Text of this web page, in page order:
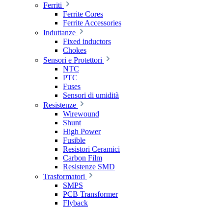
Ferriti
Ferrite Cores
Ferrite Accessories
Induttanze
Fixed inductors
Chokes
Sensori e Protettori
NTC
PTC
Fuses
Sensori di umidità
Resistenze
Wirewound
Shunt
High Power
Fusible
Resistori Ceramici
Carbon Film
Resistenze SMD
Trasformatori
SMPS
PCB Transformer
Flyback